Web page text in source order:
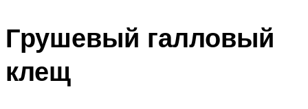
Грушевый галловый
клещ